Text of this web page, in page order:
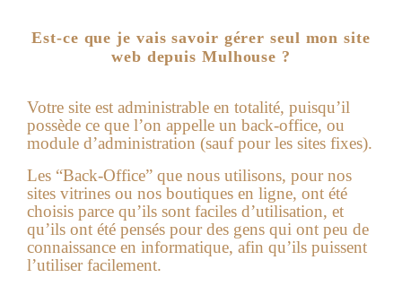
Est-ce que je vais savoir gérer seul mon site
web depuis Mulhouse ?
Votre site est administrable en totalité, puisqu’il
possède ce que l’on appelle un back-office, ou
module d’administration (sauf pour les sites fixes).
Les “Back-Office” que nous utilisons, pour nos
sites vitrines ou nos boutiques en ligne, ont été
choisis parce qu’ils sont faciles d’utilisation, et
qu’ils ont été pensés pour des gens qui ont peu de
connaissance en informatique, afin qu’ils puissent
l’utiliser facilement.